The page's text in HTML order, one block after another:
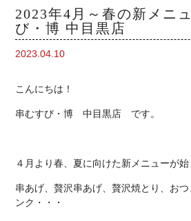
2023年4月～春の新メ
び・博 中目黒店
2023.04.10
こんにちは！
串むすび・博 中目黒店 です。
４月より春、夏に向けた新メニューが
串あげ、贅沢串あげ、贅沢焼とり、お
ンク・・・